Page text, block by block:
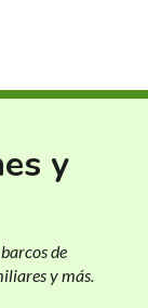
y
de
y más.